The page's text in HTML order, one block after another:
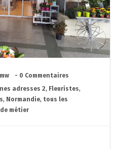
- 0 Commentaires
adresses 2, Fleuristes,
, Normandie, tous les
métier